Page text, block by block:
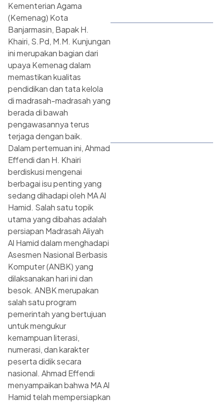
Kementerian Agama
(Kemenag) Kota
Banjarmasin, Bapak H.
Khairi, S.Pd, M.M. Kunjungan
ini merupakan bagian dari
upaya Kemenag dalam
memastikan kualitas
pendidikan dan tata kelola
di madrasah-madrasah yang
berada di bawah
pengawasannya terus
terjaga dengan baik.
Dalam pertemuan ini, Ahmad
Effendi dan H. Khairi
berdiskusi mengenai
berbagai isu penting yang
sedang dihadapi oleh MA Al
Hamid. Salah satu topik
utama yang dibahas adalah
persiapan Madrasah Aliyah
Al Hamid dalam menghadapi
Asesmen Nasional Berbasis
Komputer (ANBK) yang
dilaksanakan hari ini dan
besok. ANBK merupakan
salah satu program
pemerintah yang bertujuan
untuk mengukur
kemampuan literasi,
numerasi, dan karakter
peserta didik secara
nasional. Ahmad Effendi
menyampaikan bahwa MA Al
Hamid telah mempersiapkan